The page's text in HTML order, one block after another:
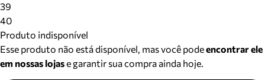
39
40
Produto indisponível
Esse produto não está disponível, mas você podeencontrar ele
em nossas lojase garantir sua compra ainda hoje.